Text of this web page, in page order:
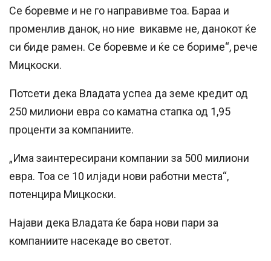
Се боревме и не го направивме тоа. Бараа и
променлив данок, но ние викавме не, данокот ќе
си биде рамен. Се боревме и ќе се бориме“, рече
Мицкоски.
Потсети дека Владата успеа да земе кредит од
250 милиони евра со каматна стапка од 1,95
проценти за компаниите.
„Има заинтересирани компании за 500 милиони
евра. Тоа се 10 илјади нови работни места“,
потенцира Мицкоски.
Најави дека Владата ќе бара нови пари за
компаниите насекаде во светот.